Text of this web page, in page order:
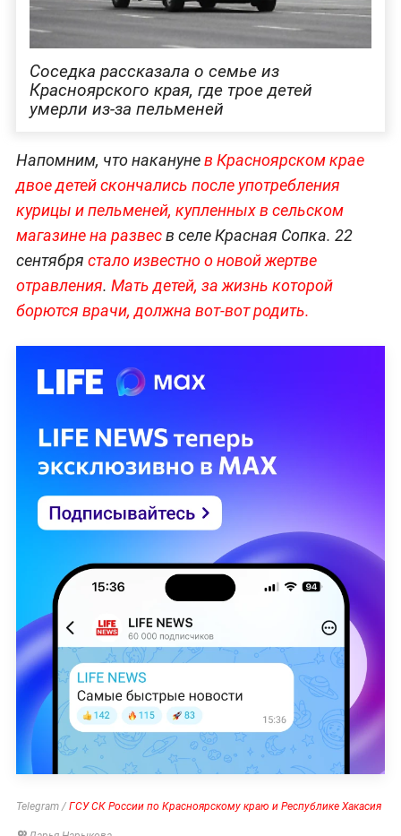
Соседка рассказала о семье из
Красноярского края, где трое детей
умерли из-за пельменей
Напомним, что наканунев Красноярском крае
двое детей скончались после употребления
курицы и пельменей, купленных в сельском
магазине на развесв селе Красная Сопка. 22
сентября стало известно о новой жертве
отравления. Мать детей, за жизнь которой
борются врачи, должна вот-вот родить.
Telegram / ГСУ СК России по Красноярскому краю и Республике Хакасия